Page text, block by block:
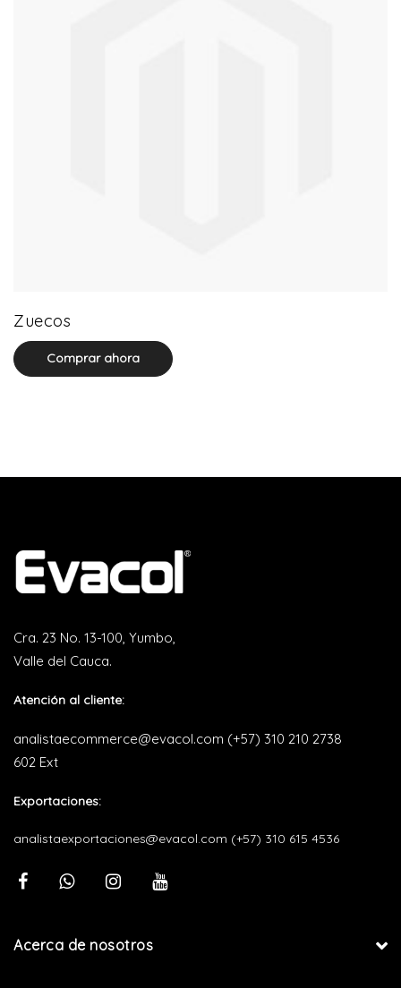
Zuecos
Comprar ahora
Cra. 23 No. 13-100, Yumbo,
Valle del Cauca.
Atención al cliente:
analistaecommerce@evacol.com (+57) 310 210 2738
602 Ext
Exportaciones:
analistaexportaciones@evacol.com (+57) 310 615 4536
Acerca de nosotros